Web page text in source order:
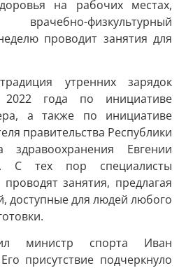
на рабочих местах,
физкультурный
проводит занятия для
утренних зарядок
года по инициативе
а также по инициативе
правительства Республики
Евгении
С тех пор специалисты
занятия, предлагая
доступные для людей любого
министр спорта Иван
присутствие подчеркнуло